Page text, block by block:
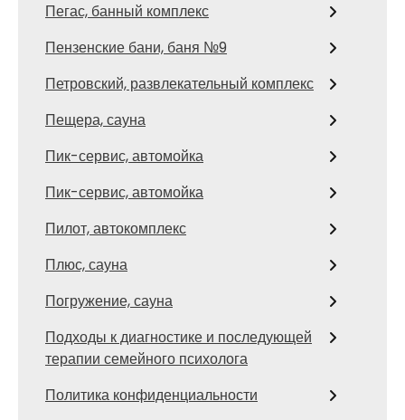
Пегас, банный комплекс
Пензенские бани, баня №9
Петровский, развлекательный комплекс
Пещера, сауна
Пик-сервис, автомойка
Пик-сервис, автомойка
Пилот, автокомплекс
Плюс, сауна
Погружение, сауна
Подходы к диагностике и последующей
терапии семейного психолога
Политика конфиденциальности